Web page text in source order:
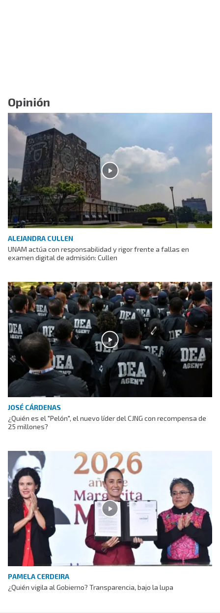
Opinión
ALEJANDRA CULLEN
UNAM actúa con responsabilidad y rigor frente a fallas en
examen digital de admisión: Cullen
JOSÉ CÁRDENAS
¿Quién es el "Pelón", el nuevo líder del CJNG con recompensa de
25 millones?
PAMELA CERDEIRA
¿Quién vigila al Gobierno? Transparencia, bajo la lupa